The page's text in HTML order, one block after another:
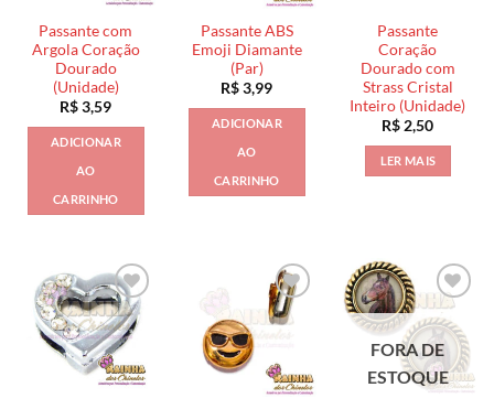
Passante com
Argola Coração
Dourado
(Unidade)
R$3,59
ADICIONAR
AO
CARRINHO
Passante ABS
Emoji Diamante
(Par)
R$3,99
ADICIONAR
AO
CARRINHO
Passante
Coração
Dourado com
Strass Cristal
Inteiro (Unidade)
R$2,50
LER MAIS
FORA DE
ESTOQUE